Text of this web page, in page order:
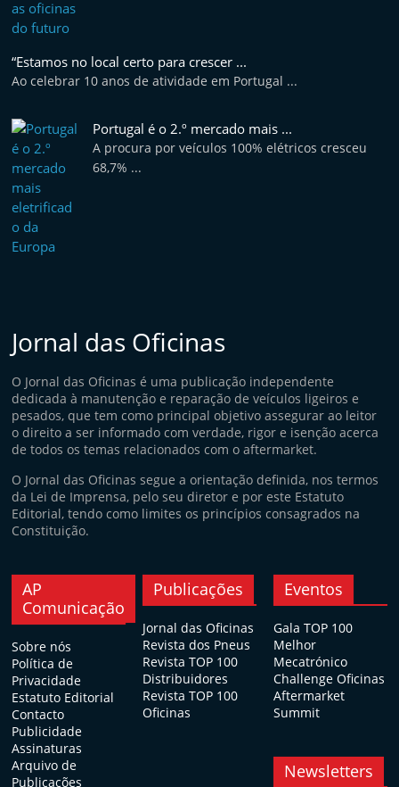
“Estamos no local certo para crescer ...
Ao celebrar 10 anos de atividade em Portugal ...
Portugal é o 2.º mercado mais ...
A procura por veículos 100% elétricos cresceu
68,7% ...
Jornal das Oficinas
O Jornal das Oficinas é uma publicação independente
dedicada à manutenção e reparação de veículos ligeiros e
pesados, que tem como principal objetivo assegurar ao leitor
o direito a ser informado com verdade, rigor e isenção acerca
de todos os temas relacionados com o aftermarket.
O Jornal das Oficinas segue a orientação definida, nos termos
da Lei de Imprensa, pelo seu diretor e por este Estatuto
Editorial, tendo como limites os princípios consagrados na
Constituição.
AP
Comunicação
Sobre nós
Política de
Privacidade
Estatuto Editorial
Contacto
Publicidade
Assinaturas
Arquivo de
Publicações
Publicações
Jornal das Oficinas
Revista dos Pneus
Revista TOP 100
Distribuidores
Revista TOP 100
Oficinas
Eventos
Gala TOP 100
Melhor
Mecatrónico
Challenge Oficinas
Aftermarket
Summit
Newsletters